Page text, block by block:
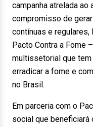
campanha atrelada ao
compromisso de
contínuas e regulares,
Pacto Contra a Fome
multissetorial que
erradicar a fome e
no Brasil.
Em parceria com o
social que beneficiará